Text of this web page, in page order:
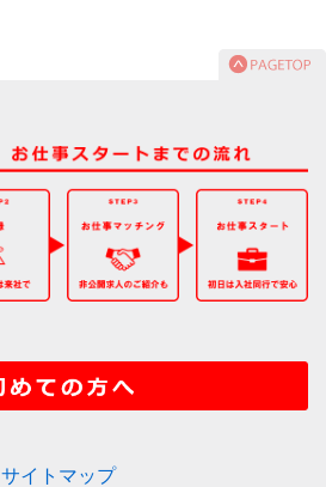
サイトマップ